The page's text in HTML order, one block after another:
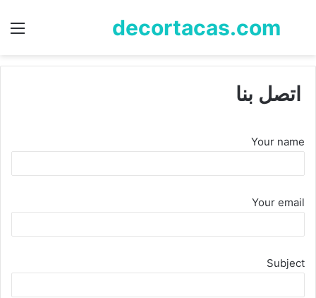
decortacas.com
بحث
اتصل بنا
Your name
Your email
Subject